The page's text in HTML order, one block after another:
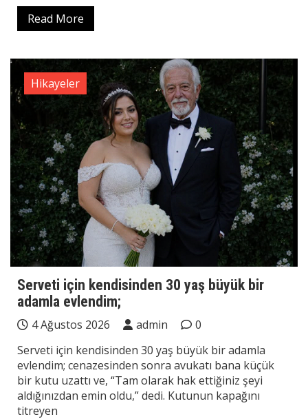
Read More
Hikayeler
Serveti için kendisinden 30 yaş büyük bir
adamla evlendim;
4 Ağustos 2026 admin
0
Serveti için kendisinden 30 yaş büyük bir adamla
evlendim; cenazesinden sonra avukatı bana küçük
bir kutu uzattı ve, “Tam olarak hak ettiğiniz şeyi
aldığınızdan emin oldu,” dedi. Kutunun kapağını
titreyen